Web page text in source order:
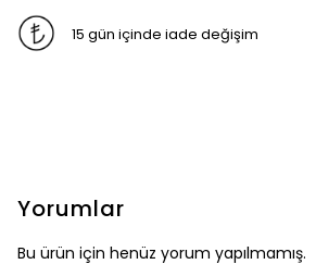
15 gün içinde iade değişim
Yorumlar
Bu ürün için henüz yorum yapılmamış.